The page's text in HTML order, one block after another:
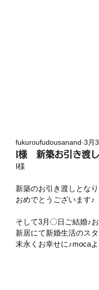
I様 新築お引き渡
fukuroufudousanand 3月
I様
新築のお引き渡しとな
おめでとうございます♪
そして3月〇日ご結婚♪
新居にて新婚生活のス
末永くお幸せに♪moca